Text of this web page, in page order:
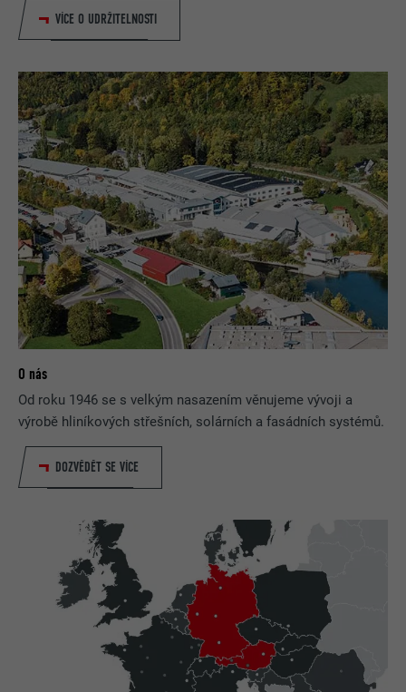
VÍCE O UDRŽITELNOSTI
O nás
Od roku 1946 se s velkým nasazením věnujeme vývoji a
výrobě hliníkových střešních, solárních a fasádních systémů.
DOZVĚDĚT SE VÍCE